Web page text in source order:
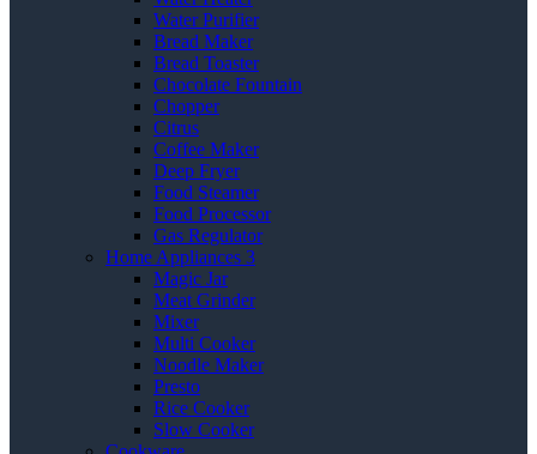
Water Purifier
Bread Maker
Bread Toaster
Chocolate Fountain
Chopper
Citrus
Coffee Maker
Deep Fryer
Food Steamer
Food Processor
Gas Regulator
Home Appliances 3
Magic Jar
Meat Grinder
Mixer
Multi Cooker
Noodle Maker
Presto
Rice Cooker
Slow Cooker